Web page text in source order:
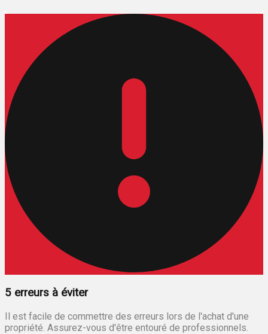
5 erreurs à éviter
Il est facile de commettre des erreurs lors de l'achat d'une
propriété. Assurez-vous d'être entouré de professionnels.